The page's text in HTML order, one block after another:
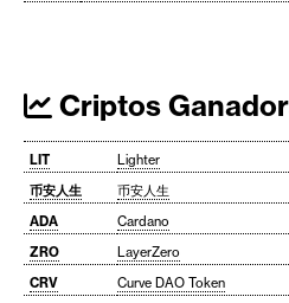
Criptos
LIT Lighter
币安人生
币安人生
ADA
Cardano
ZRO
LayerZero
CRV
Curve DAO Token